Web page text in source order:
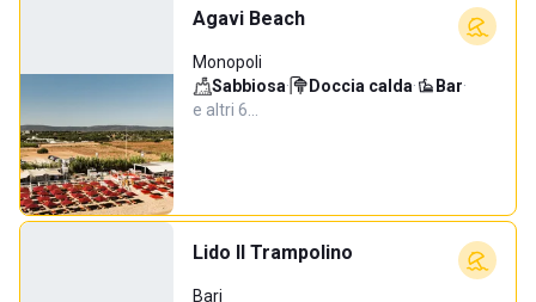
Agavi Beach
Monopoli
Sabbiosa· Doccia calda· Bar·
e altri 6…
Lido Il Trampolino
Bari